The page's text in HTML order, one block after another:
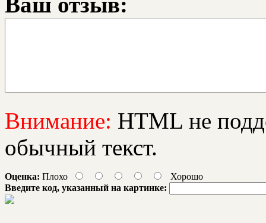
Внимание: HTML не
обычный текст.
Оценка: Плохо
Хорошо
Введите код, указанный на картинке: